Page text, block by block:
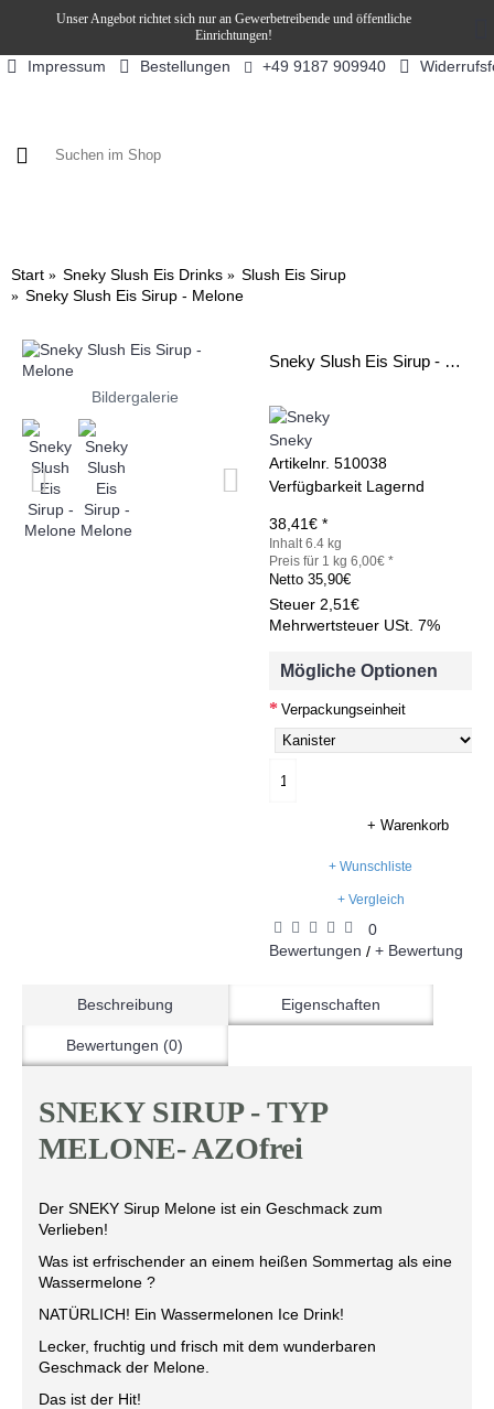
Unser Angebot richtet sich nur an Gewerbetreibende und öffentliche
Einrichtungen!
Impressum Bestellungen +49 9187 909940
Start Sneky Slush Eis Drinks
Slush Eis Sirup
Sneky Slush Eis Sirup - Melone
Bildergalerie
Sneky Slush Eis Sirup - Melone
Sneky
Artikelnr. 510038
Verfügbarkeit Lagernd
38,41€ *
Inhalt 6.4 kg
Preis für 1 kg 6,00€ *
Netto 35,90€
Steuer 2,51€
Mehrwertsteuer USt. 7%
Mögliche Optionen
Verpackungseinheit
+ Warenkorb
+ Wunschliste
+ Vergleich
0
Bewertungen / + Bewertung
Beschreibung Eigenschaften
Bewertungen (0)
SNEKY SIRUP - TYP
MELONE- AZOfrei
Der SNEKY Sirup Melone ist ein Geschmack zum
Verlieben!
Was ist erfrischender an einem heißen Sommertag als eine
Wassermelone ?
NATÜRLICH! Ein Wassermelonen Ice Drink!
Lecker, fruchtig und frisch mit dem wunderbaren
Geschmack der Melone.
Das ist der Hit!